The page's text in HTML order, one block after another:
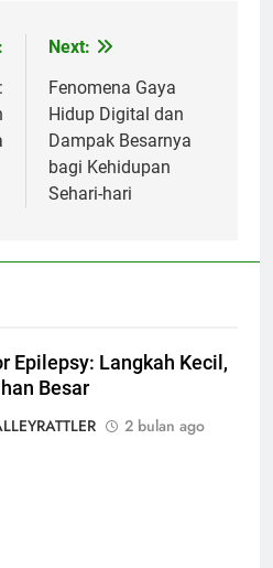
Next:
Fenomena Gaya
Hidup Digital dan
Dampak Besarnya
bagi Kehidupan
Sehari-hari
Epilepsy: Langkah Kecil,
Besar
2 bulan ago